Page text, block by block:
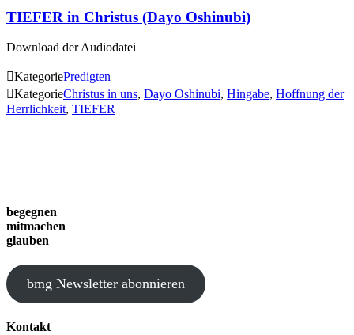
TIEFER in Christus (Dayo Oshinubi)
Download der Audiodatei
KategoriePredigten
KategorieChristus in uns, Dayo Oshinubi, Hingabe, Hoffnung der
Herrlichkeit, TIEFER
begegnen
mitmachen
glauben
bmg Newsletter abonnieren
Kontakt